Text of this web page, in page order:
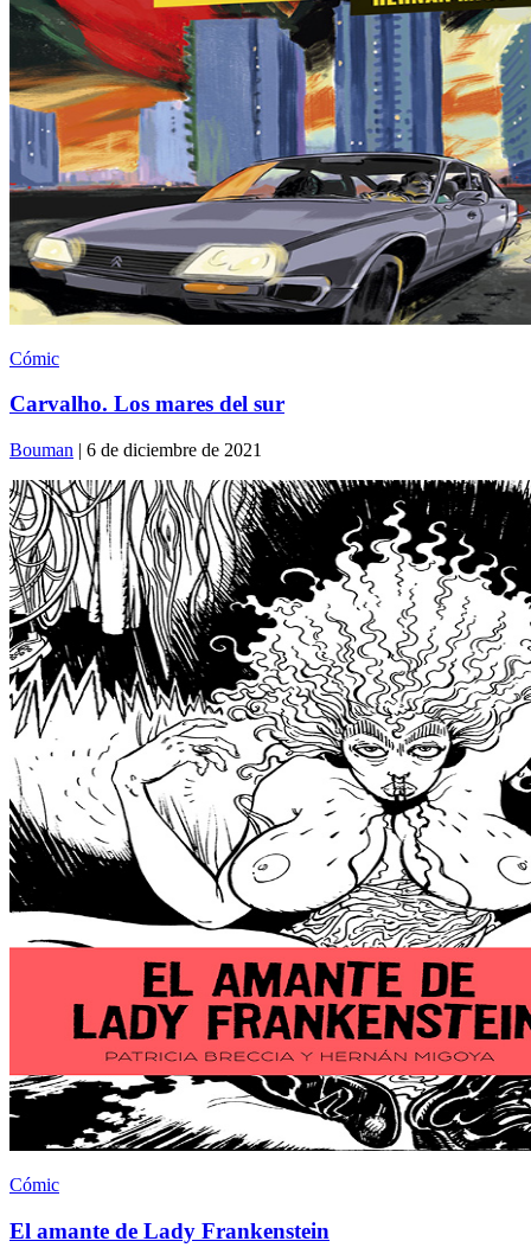
Cómic
Carvalho. Los mares del sur
Bouman | 6 de diciembre de 2021
Cómic
El amante de Lady Frankenstein